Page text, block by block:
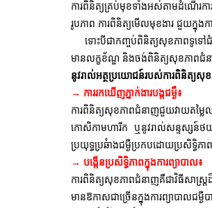
ការពិនិត្យគ្រប់មុខទាំងអស់តាមដំណើរកា
រូបភាព ការពិនិត្យមើលមុខងារ ជួយក្នុ
ទោះបីជាកញ្ចប់ពិនិត្យសុខភាពទូទៅ
មានលក្ខខ័ណ្ឌ និងចង់ពិនិត្យសុខភាពជំនា
នូវរាល់អត្ថប្រយោជន៍របស់ការពិនិត្យសុ
→ ការរកឃើញភ្នាក់ងារបង្កជម្ងឹ៖
ការពិនិត្យសុខភាពជំនាញជួយវាយតម្លៃល
កោសិកាមហារីក ឬនូវរាល់សន្ទស្សន៍ថយចុ
ប្រយុទ្ធប្រឆំាងជម្ងឺប្រកបដោយប្រសិទ្ធិភា
→ បង្កើនប្រសិទ្ធិភាពក្នុងការព្យាបាល៖
ការពិនិត្យសុខភាពជំនាញគឺជាវិធីសាស្រ្ត
មានឱកាសជាច្រើនក្នុងការព្យាបាលជម្